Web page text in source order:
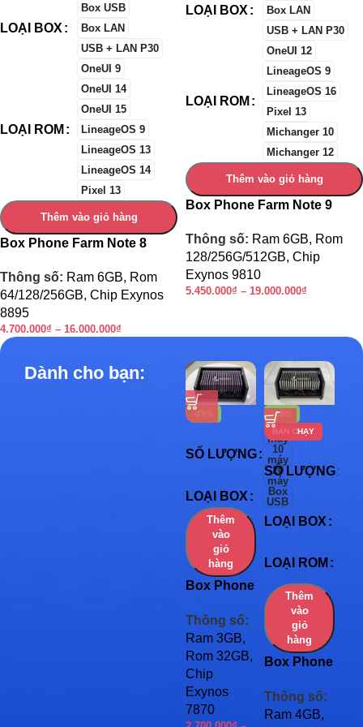
LOẠI BOX
Box USB
Box LAN
USB + LAN P30
LOẠI ROM
OneUI 9
OneUI 14
OneUI 15
LineageOS 9
LineageOS 13
LineageOS 14
Pixel 13
Thêm vào giỏ hàng
Box Phone Farm Note 8
Thông số: Ram 6GB, Rom
64/128/256GB, Chip Exynos
8895
4.700.000₫ – 16.000.000₫
LOẠI BOX
Box LAN
USB + LAN P30
LOẠI ROM
OneUI 12
LineageOS 9
LineageOS 16
Pixel 13
Michanger 10
Michanger 12
Thêm vào giỏ hàng
Box Phone Farm Note 9
Thông số: Ram 6GB, Rom
128/256G/512GB, Chip
Exynos 9810
5.450.000₫ – 19.000.000₫
Dành cho bạn:
-29%
SỐ LƯỢNG
5
máy
10
máy
20
máy
LOẠI BOX
Box
USB
Thêm
vào
giỏ
hàng
Box Phone
(2018)
Thông số:
Ram 3GB,
Rom 32GB,
Chip
Exynos
7870
-23%
BÁN CHẠY
SỐ LƯỢNG
LOẠI BOX
LOẠI ROM
Thêm
vào
giỏ
hàng
Box Phone
S7/S7e
Thông số:
Ram 4GB,